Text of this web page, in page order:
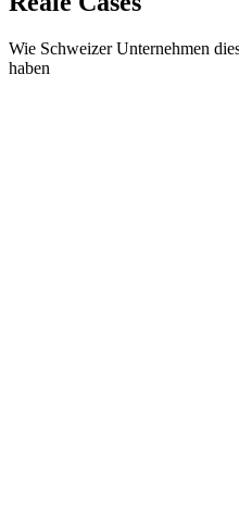
Wie Schweizer Unternehmen
haben